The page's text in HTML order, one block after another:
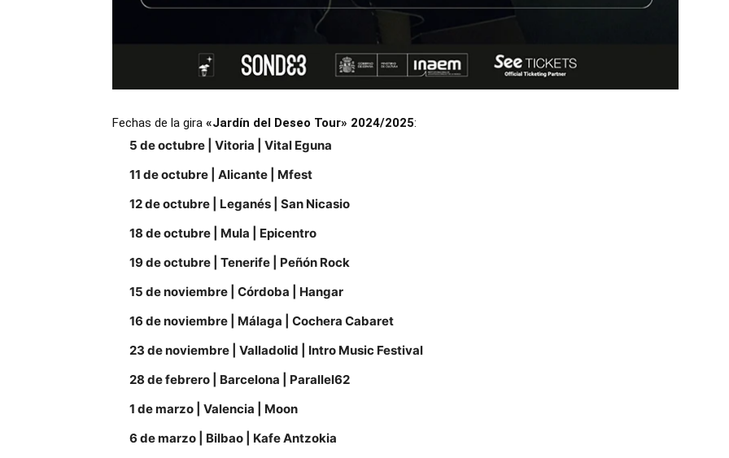
Fechas de la gira «Jardín del Deseo Tour» 2024/2025:
5 de octubre | Vitoria | Vital Eguna
11 de octubre | Alicante | Mfest
12 de octubre | Leganés | San Nicasio
18 de octubre | Mula | Epicentro
19 de octubre | Tenerife | Peñón Rock
15 de noviembre | Córdoba | Hangar
16 de noviembre | Málaga | Cochera Cabaret
23 de noviembre | Valladolid | Intro Music Festival
28 de febrero | Barcelona | Parallel62
1 de marzo | Valencia | Moon
6 de marzo | Bilbao | Kafe Antzokia